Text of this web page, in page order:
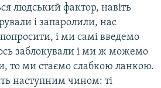
людський фактор, навіть
і запаролили, нас
і ми самі введемо
заблокували і ми ж можемо
то ми стаємо слабкою ланкою.
наступним чином: ті